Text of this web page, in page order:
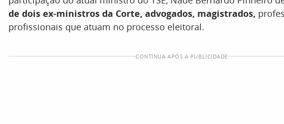
de dois ex-ministros da Corte, advogados, magistrados,
profissionais que atuam no processo eleitoral.
CONTINUA APÓS A PUBLICIDADE